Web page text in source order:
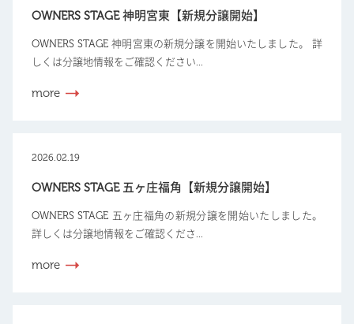
OWNERS STAGE 神明宮東【新規分譲開始】
OWNERS STAGE 神明宮東の新規分譲を開始いたしました。 詳
しくは分譲地情報をご確認ください...
more
2026.02.19
OWNERS STAGE 五ヶ庄福角【新規分譲開始】
OWNERS STAGE 五ヶ庄福角の新規分譲を開始いたしました。
詳しくは分譲地情報をご確認くださ...
more